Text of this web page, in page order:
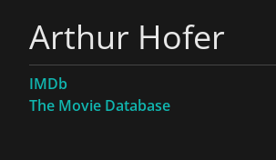
Arthur Hofer
IMDb
The Movie Database